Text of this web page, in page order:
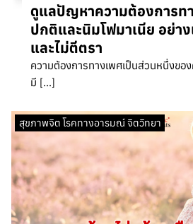
ดูแลปัญหาความต้องการท
ปกติและนิมโฟมาเนีย อย่า
และไม่ตีตรา
ความต้องการทางเพศเป็นส่วนหนึ่งขอ
มี […]
สุขภาพจิต โรคทางอารมณ์ จิตวิทยา